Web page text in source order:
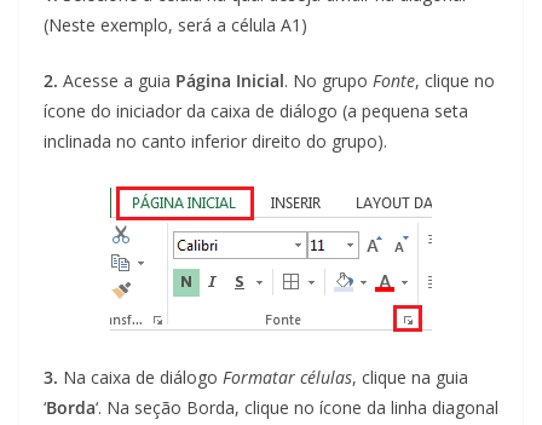
(Neste exemplo, será a célula A1)
2. Acesse a guia Página Inicial. No grupo Fonte, clique no
ícone do iniciador da caixa de diálogo (a pequena seta
inclinada no canto inferior direito do grupo).
3. Na caixa de diálogo Formatar células, clique na guia
‘Borda‘. Na seção Borda, clique no ícone da linha diagonal